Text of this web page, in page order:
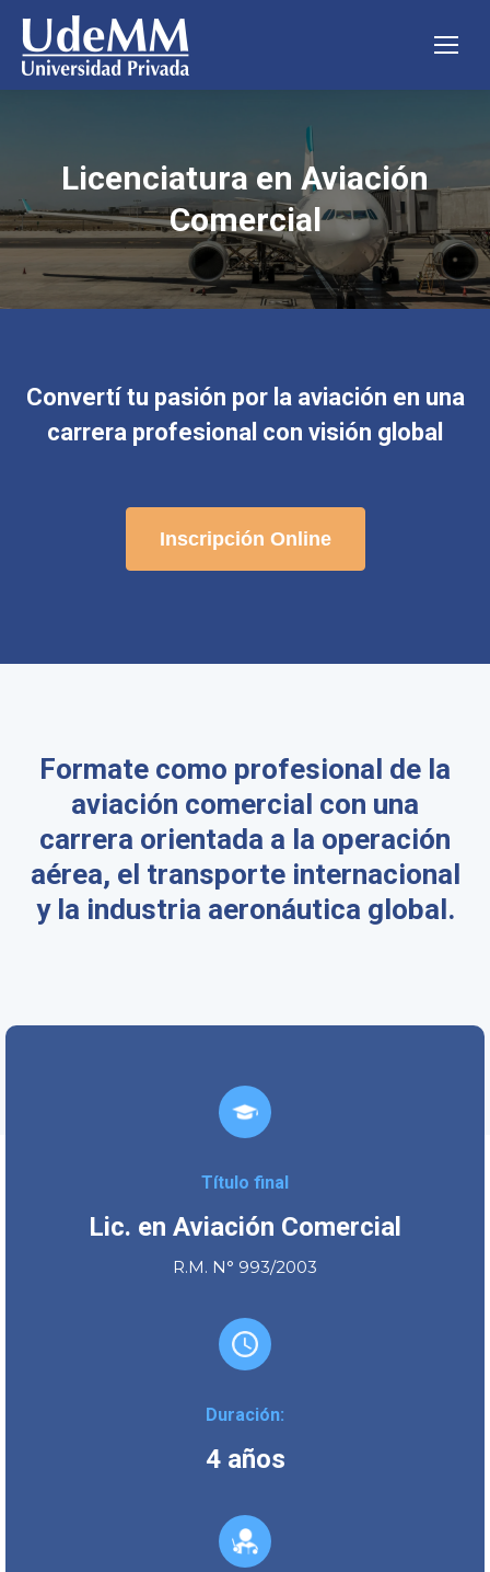
Licenciatura en Aviación
Comercial
Convertí tu pasión por la aviación en una
carrera profesional con visión global
Inscripción Online
Formate como profesional de la
aviación comercial con una
carrera orientada a la operación
aérea, el transporte internacional
y la industria aeronáutica global.
Título final
Lic. en Aviación Comercial
R.M. N° 993/2003
Duración:
4 años